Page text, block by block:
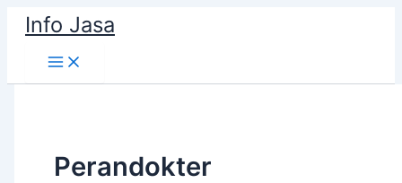
Skip
content
Info Jasa
Perandokter